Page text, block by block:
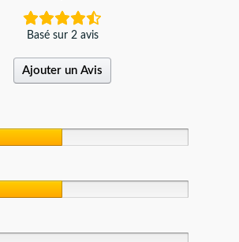
Basé sur 2 avis
Ajouter un Avis